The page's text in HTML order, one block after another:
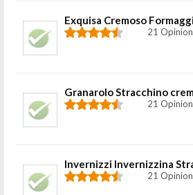
Exquisa Cremoso
21
Granarolo Stracchino
21
Invernizzi Invernizzina
21